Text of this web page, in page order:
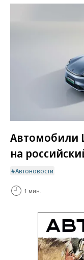
Автомобили
на
Автоновости
1 мин.